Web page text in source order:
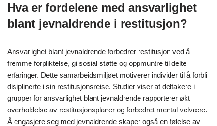
Hva er fordelene med ansvarlighet
blant jevnaldrende i restitusjon?
Ansvarlighet blant jevnaldrende forbedrer restitusjon ved å
fremme forpliktelse, gi sosial støtte og oppmuntre til delte
erfaringer. Dette samarbeidsmiljøet motiverer individer til å forbli
disiplinerte i sin restitusjonsreise. Studier viser at deltakere i
grupper for ansvarlighet blant jevnaldrende rapporterer økt
overholdelse av restitusjonsplaner og forbedret mental velvære.
Å engasjere seg med jevnaldrende skaper også en følelse av